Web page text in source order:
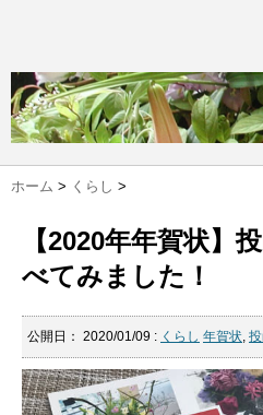
ホーム > くらし >
【2020年年賀状】
べてみました！
公開日： 2020/01/09 : くらし 年賀状,